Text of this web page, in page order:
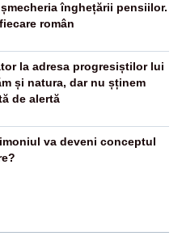
înghețării pensiilor.
român
la adresa progresiștilor lui
și natura, dar nu șținem
de alertă
va deveni conceptul